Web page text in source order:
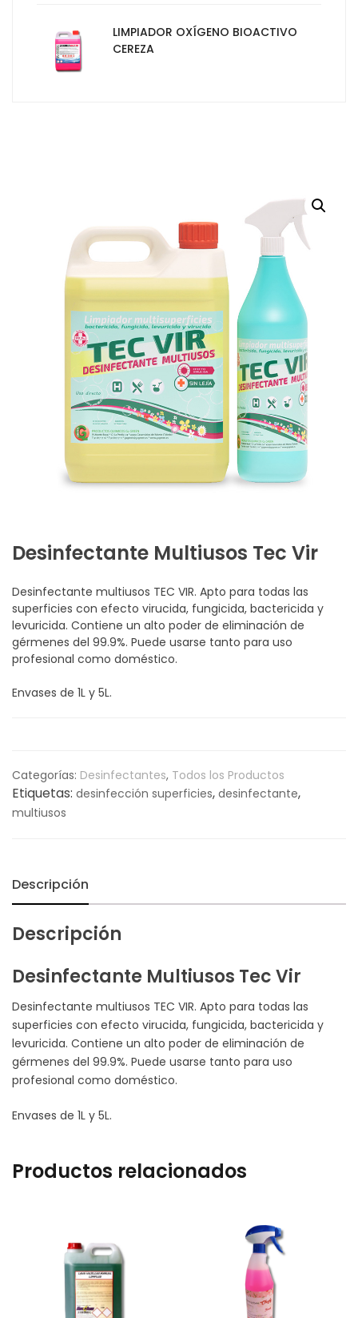
Desinfectante Multiusos Tec Vir
Desinfectante multiusos TEC VIR. Apto para todas las
superficies con efecto virucida, fungicida, bactericida y
levuricida. Contiene un alto poder de eliminación de
gérmenes del 99.9%. Puede usarse tanto para uso
profesional como doméstico.
Envases de 1L y 5L.
Categorías: Desinfectantes, Todos los Productos
Etiquetas: desinfección superficies, desinfectante,
multiusos
Descripción
Descripción
Desinfectante Multiusos Tec Vir
Desinfectante multiusos TEC VIR. Apto para todas las
superficies con efecto virucida, fungicida, bactericida y
levuricida. Contiene un alto poder de eliminación de
gérmenes del 99.9%. Puede usarse tanto para uso
profesional como doméstico.
Envases de 1L y 5L.
Productos relacionados
LIMPIADOR OXÍGENO BIOACTIVO
CEREZA